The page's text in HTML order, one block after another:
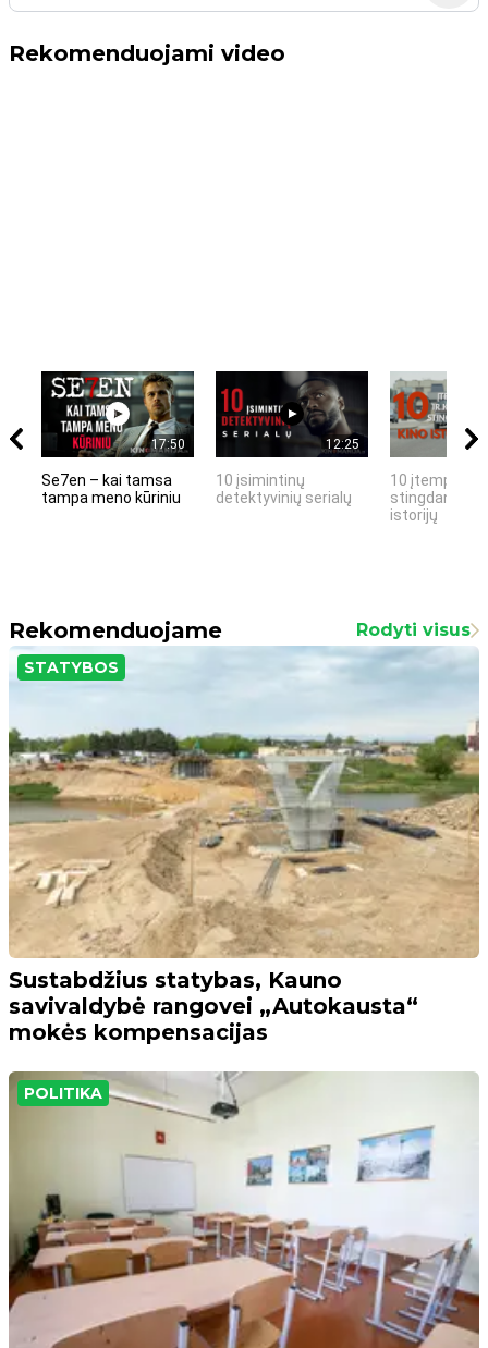
Rekomenduojami video
17:50
Se7en – kai tamsa
tampa meno kūriniu
12:25
10 įsimintinų
detektyvinių serialų
10 įtemptų,
stingdančių
istorijų
Rekomenduojame Rodyti visus
STATYBOS
Sustabdžius statybas, Kauno
savivaldybė rangovei „Autokausta“
mokės kompensacijas
POLITIKA